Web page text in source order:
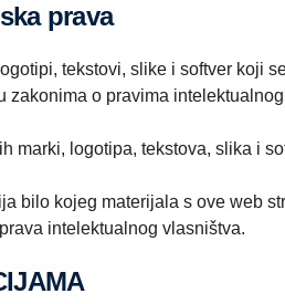
prava
tekstovi, slike i softver koji
zakonima o pravima
marki, logotipa, tekstova, slika i
bilo kojeg materijala s ove web
intelektualnog vlasništva.